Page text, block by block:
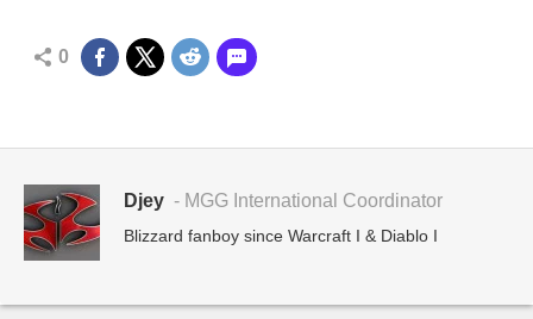
0
Djey - MGG International Coordinator
Blizzard fanboy since Warcraft I & Diablo I